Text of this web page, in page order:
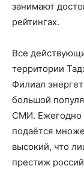
занимают
рейтингах.
Все
территории
Филиал
большой
СМИ. Ежегодно
подаётся
высокий, что
престиж